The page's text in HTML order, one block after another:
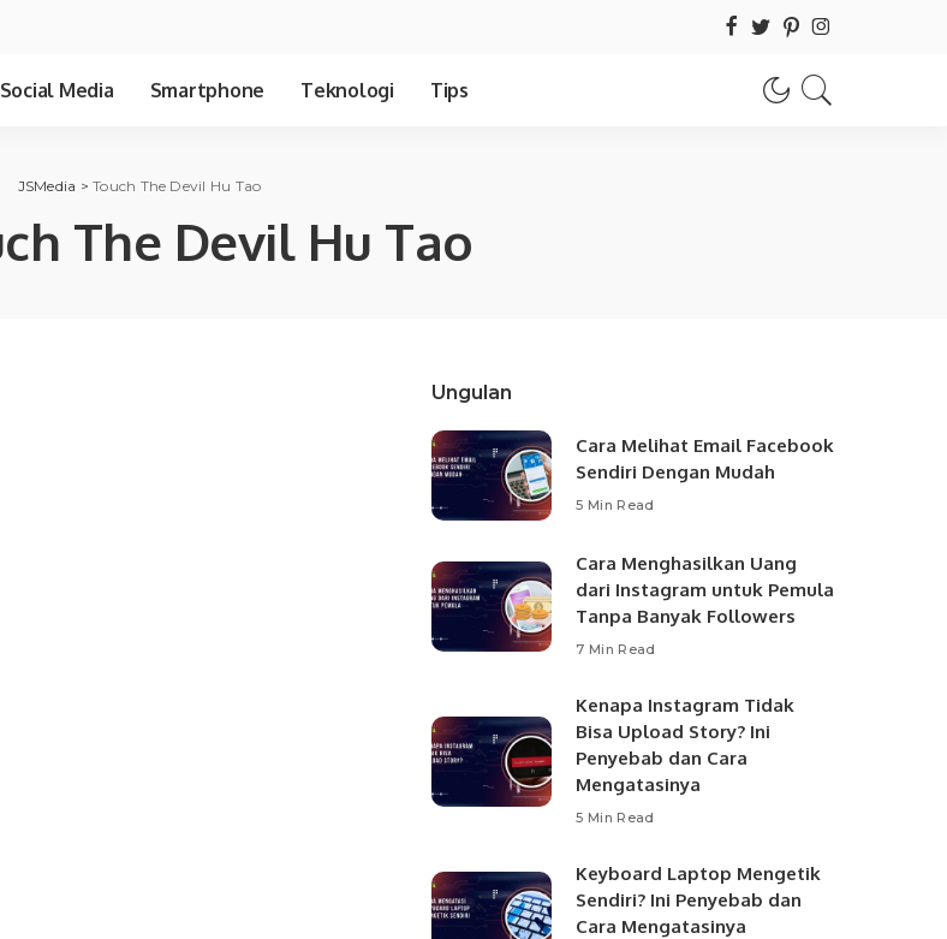
Social Media Smartphone Teknologi Tips
JSMedia >Touch The Devil Hu Tao
The Devil Hu Tao
Ungulan
Cara Melihat Email Facebook
Sendiri Dengan Mudah
5 Min Read
Cara Menghasilkan Uang
dari Instagram untuk Pemula
Tanpa Banyak Followers
7 Min Read
Kenapa Instagram Tidak
Bisa Upload Story? Ini
Penyebab dan Cara
Mengatasinya
5 Min Read
Keyboard Laptop Mengetik
Sendiri? Ini Penyebab dan
Cara Mengatasinya